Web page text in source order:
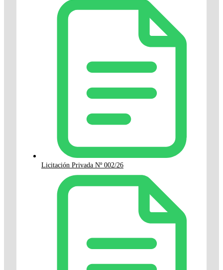
Licitación Privada Nº 002/26